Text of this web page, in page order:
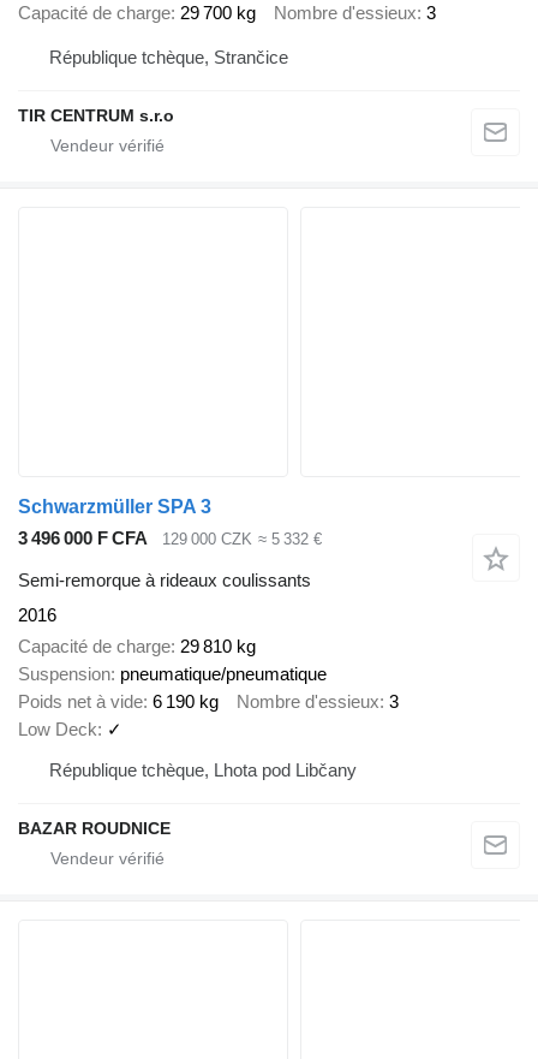
Capacité de charge 29 700 kg Nombre d'essieux 3
République tchèque, Strančice
TIR CENTRUM s.r.o
Schwarzmüller SPA 3
3 496 000 F CFA
129 000 CZK ≈ 5 332 €
Semi-remorque à rideaux coulissants
2016
Capacité de charge 29 810 kg
Suspension pneumatique/pneumatique
Poids net à vide 6 190 kg Nombre d'essieux 3
Low Deck
✓
République tchèque, Lhota pod Libčany
BAZAR ROUDNICE